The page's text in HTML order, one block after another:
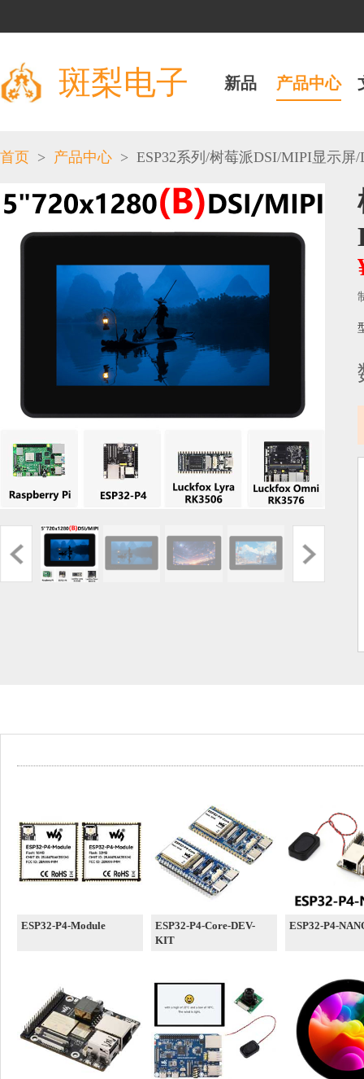
斑梨电子 新品 产品中心
首页 > 产品中心 > ESP32系列 /树莓派DSI/MIPI显示屏/
ESP32-P4-Module
ESP32-P4-Core-DEV-
KIT
ESP32-P4-